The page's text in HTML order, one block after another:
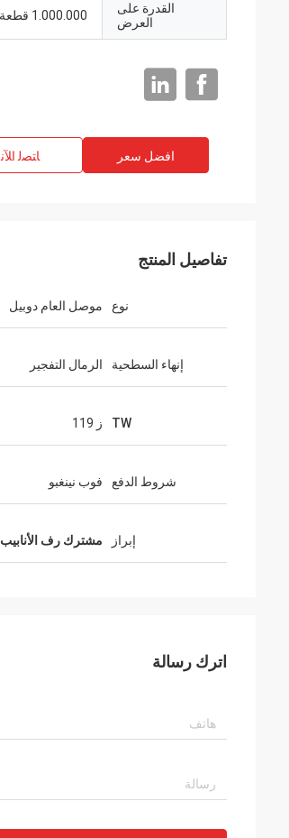
القدرة على
العرض
1.000.000 قطعة لكلّ شهر
افضل سعر ﺎﺘﺼﻟ ﺍﻶﻧ
تفاصيل المنتج
نوع موصل العام دوبيل
إنهاء السطحية الرمال التفجير
TW ز 119
شروط الدفع فوب نينغبو
إبراز مشترك رف الأنابيب
اترك رسالة